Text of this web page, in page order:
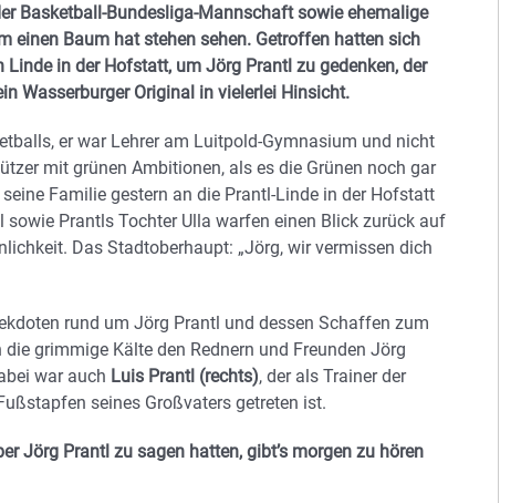
Basketball-Bundesliga-Mannschaft sowie ehemalige
einen Baum hat stehen sehen. Getroffen hatten sich
in der Hofstatt, um Jörg Prantl zu gedenken, der
Wasserburger Original in vielerlei Hinsicht.
er war Lehrer am Luitpold-Gymnasium und nicht
mit grünen Ambitionen, als es die Grünen noch gar
Familie gestern an die Prantl-Linde in der Hofstatt
Prantls Tochter Ulla warfen einen Blick zurück auf
Das Stadtoberhaupt: „Jörg, wir vermissen dich
rund um Jörg Prantl und dessen Schaffen zum
grimmige Kälte den Rednern und Freunden Jörg
war auch Luis Prantl (rechts), der als Trainer der
seines Großvaters getreten ist.
Jörg Prantl zu sagen hatten, gibt’s morgen zu hören